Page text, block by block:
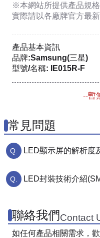
※本網站所提供產品規
實際請以各廠牌官方最新
產品基本資訊
品牌:Samsung(三星)
型號/名稱: IE015R-F
--暫
常見問題
LED顯示屏的解析度
LED封裝技術介紹
聯絡我們Contact
如任何產品相關需求，